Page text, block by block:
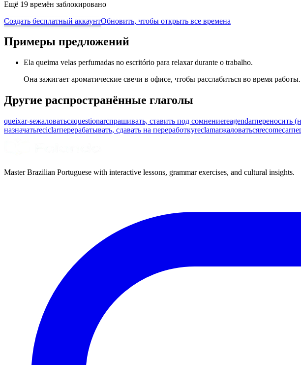
Ещё 19 времён заблокировано
Создать бесплатный аккаунтОбновить, чтобы открыть все времена
Примеры предложений
Ela queima velas perfumadas no escritório para relaxar durante o trabalho.
Она зажигает ароматические свечи в офисе, чтобы расслабиться во время работы.
Другие распространённые глаголы
queixar-seжаловатьсяquestionarспрашивать, ставить под сомнениеreagendarпереносить
назначатьreciclarперерабатывать, сдавать на переработкуreclamarжаловатьсяrecomeçar
Master Brazilian Portuguese with interactive lessons, grammar exercises, and cultural insights.